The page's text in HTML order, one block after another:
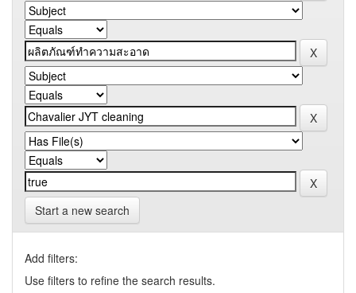
Start a new search
Add filters:
Use filters to refine the search results.